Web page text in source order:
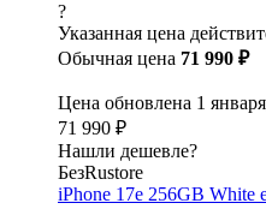
?
Указанная цена
Обычная цена 71 990 ₽
Цена обновлена 1
71 990 ₽
Нашли дешевле?
БезRustore
iPhone 17e 256GB White